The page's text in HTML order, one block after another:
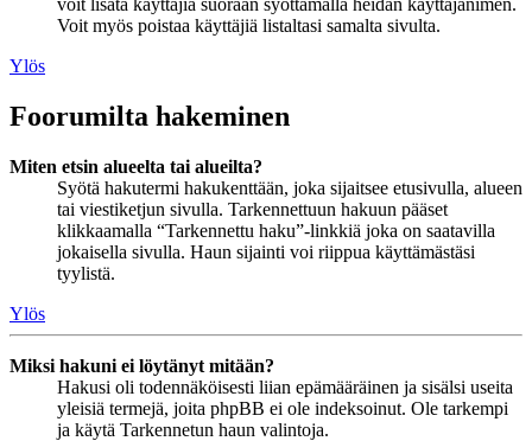
voit lisätä käyttäjiä suoraan syöttämällä heidän käyttäjänimen.
Voit myös poistaa käyttäjiä listaltasi samalta sivulta.
Ylös
Foorumilta hakeminen
Miten etsin alueelta tai alueilta?
Syötä hakutermi hakukenttään, joka sijaitsee etusivulla, alueen
tai viestiketjun sivulla. Tarkennettuun hakuun pääset
klikkaamalla “Tarkennettu haku”-linkkiä joka on saatavilla
jokaisella sivulla. Haun sijainti voi riippua käyttämästäsi
tyylistä.
Ylös
Miksi hakuni ei löytänyt mitään?
Hakusi oli todennäköisesti liian epämääräinen ja sisälsi useita
yleisiä termejä, joita phpBB ei ole indeksoinut. Ole tarkempi
ja käytä Tarkennetun haun valintoja.